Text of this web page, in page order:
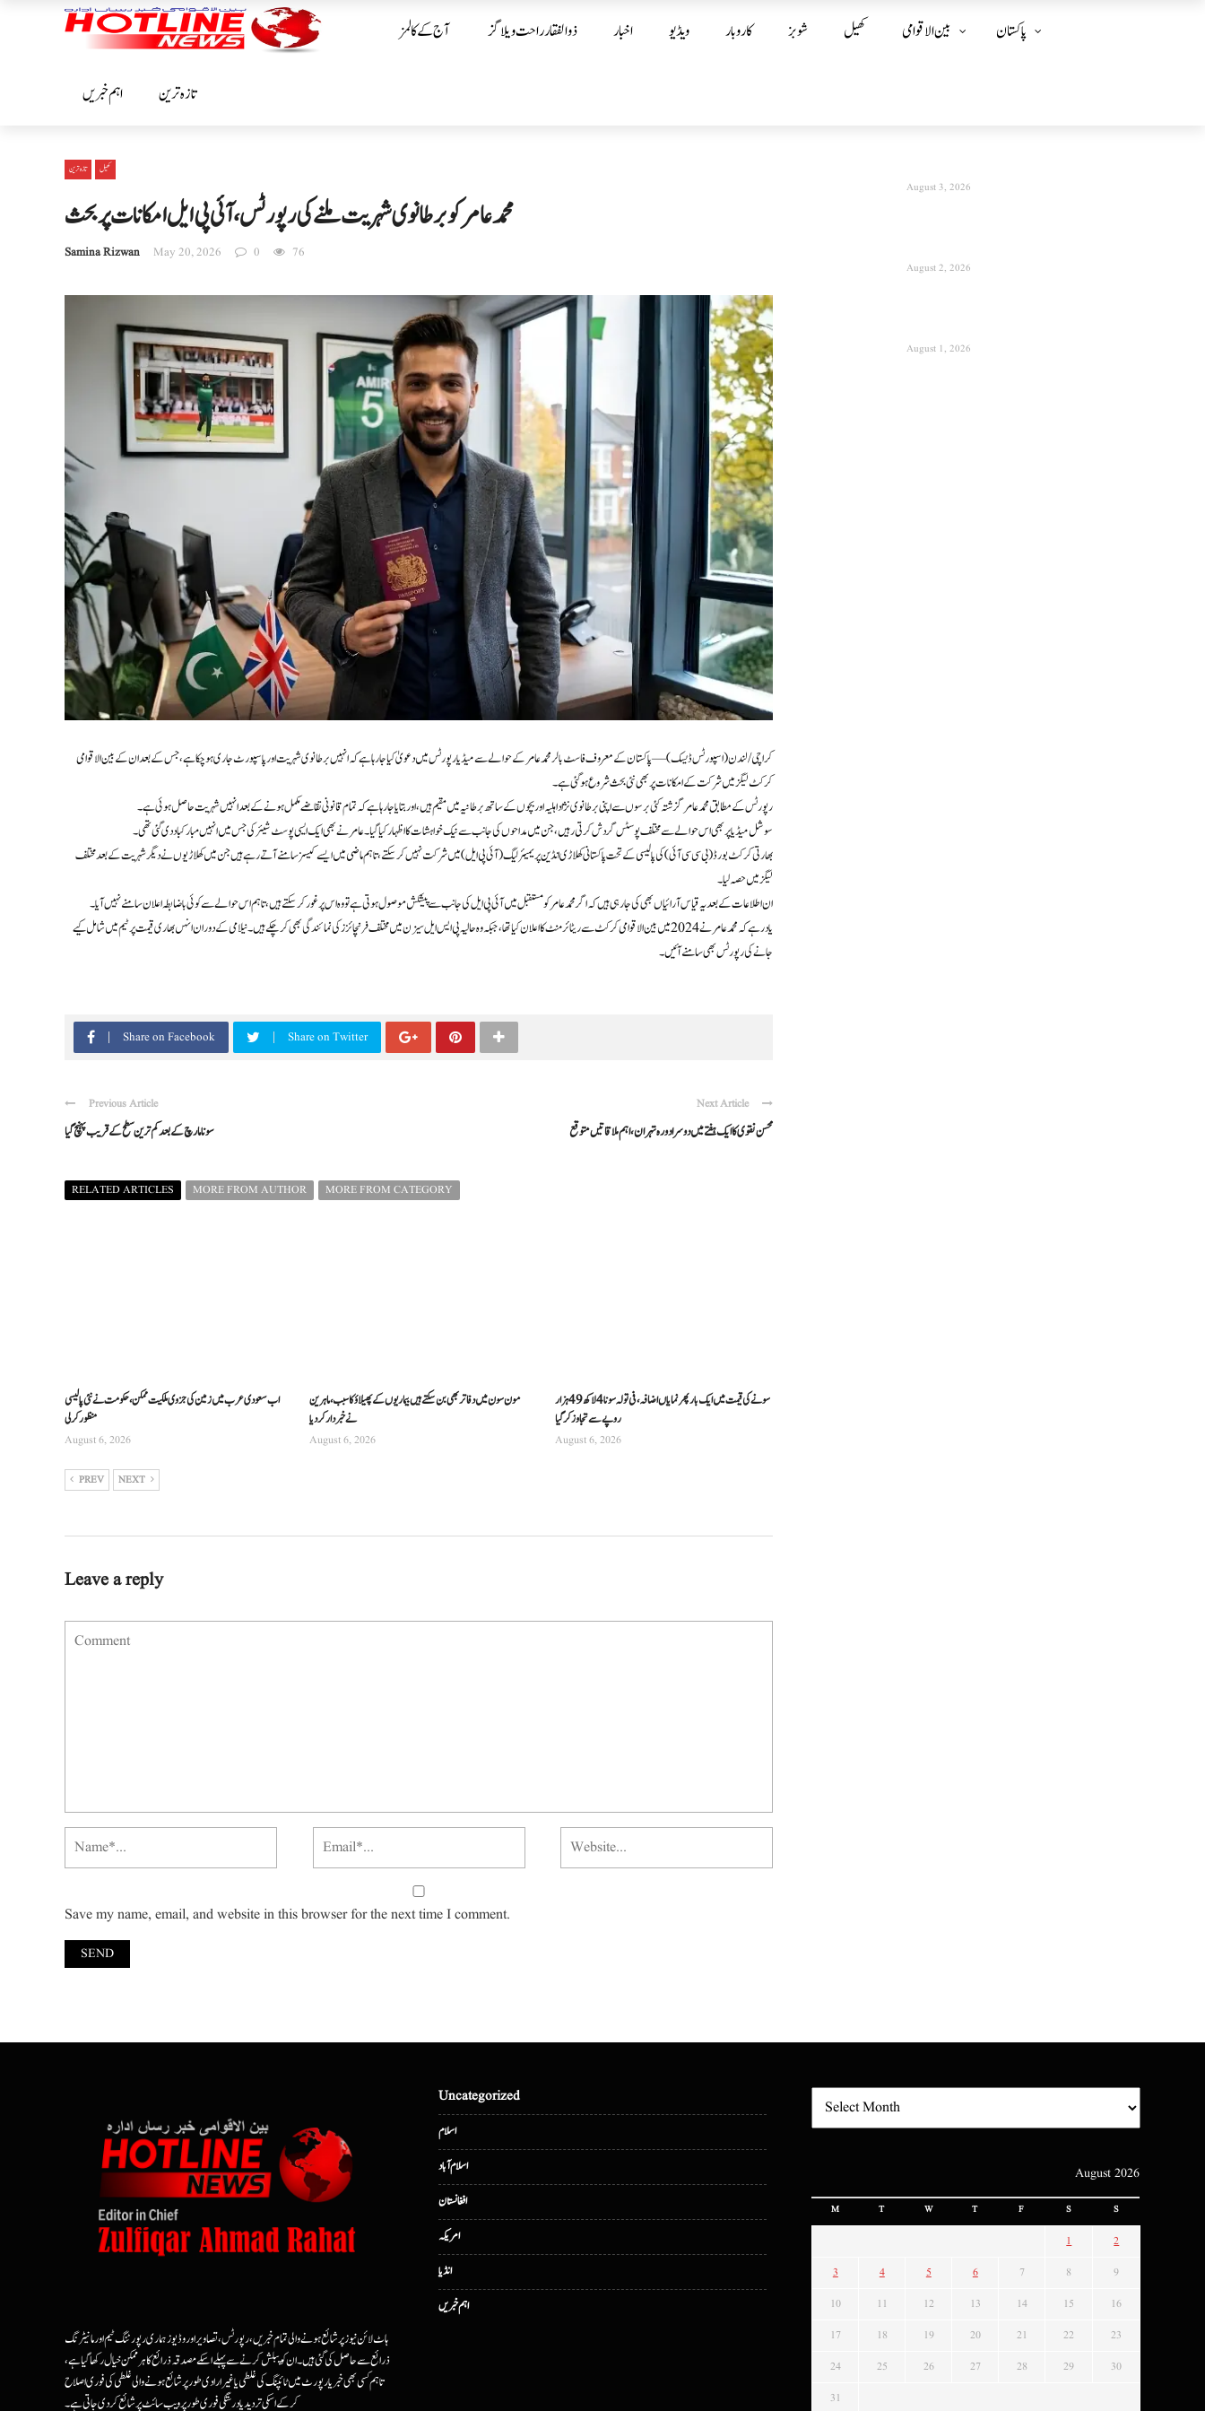
آج کے کالمز ذوالفقار راحت ویلاگز اخبار ویڈیو کاروبار شوبز کھیل بین الا قوامی پاکستان
اہم خبریں تازہ ترین
تازہ ترین کھیل
محمد عامر کو برطانوی شہریت ملنے کی رپورٹس، آئی پی ایل امکانات پر بحث
Samina Rizwan May 20, 2026 0 76
کراچی / لندن (اسپورٹس ڈیسک) — پاکستان کے معروف فاسٹ بالر محمد عامر کے حوالے سے میڈیا رپورٹس میں دعویٰ کیا جا رہا ہے کہ انہیں برطانوی شہریت اور پاسپورٹ جاری ہو چکا ہے، جس کے بعد ان کے بین الاقوامی
کرکٹ لیگز میں شرکت کے امکانات پر بھی نئی بحث شروع ہو گئی ہے۔
رپورٹس کے مطابق محمد عامر گزشتہ کئی برسوں سے اپنی برطانوی نژاد اہلیہ اور بچوں کے ساتھ برطانیہ میں مقیم ہیں، اور بتایا جا رہا ہے کہ تمام قانونی تقاضے مکمل ہونے کے بعد انہیں شہریت حاصل ہوئی ہے۔
سوشل میڈیا پر بھی اس حوالے سے مختلف پوسٹس گردش کرتی رہیں، جن میں مداحوں کی جانب سے نیک خواہشات کا اظہار کیا گیا۔ عامر نے بھی ایک ایسی پوسٹ شیئر کی جس میں انہیں مبارکباد دی گئی تھی۔
بھارتی کرکٹ بورڈ (بی سی سی آئی) کی پالیسی کے تحت پاکستانی کھلاڑی انڈین پریمیئر لیگ (آئی پی ایل) میں شرکت نہیں کر سکتے، تاہم ماضی میں ایسے کیسز سامنے آتے رہے ہیں جن میں کھلاڑیوں نے دیگر شہریت کے بعد مختلف
لیگز میں حصہ لیا۔
ان اطلاعات کے بعد یہ قیاس آرائیاں بھی کی جا رہی ہیں کہ اگر محمد عامر کو مستقبل میں آئی پی ایل کی جانب سے پیشکش موصول ہوتی ہے تو وہ اس پر غور کر سکتے ہیں، تاہم اس حوالے سے کوئی باضابطہ اعلان سامنے نہیں آیا۔
یاد رہے کہ محمد عامر نے 2024 میں بین الاقوامی کرکٹ سے ریٹائرمنٹ کا اعلان کیا تھا، جبکہ وہ حالیہ پی ایس ایل سیزن میں مختلف فرنچائزز کی نمائندگی بھی کر چکے ہیں۔ نیلامی کے دوران انہں بھاری قیمت پر ٹیم میں شامل کیے
جانے کی رپورٹس بھی سامنے آئیں ۔
Share on Facebook Share on Twitter
Previous Article
سونا مارچ کے بعد کم ترین سطح کے قریب پہنچ گیا
Next Article
محسن نقوی کا ایک ہفتے میں دوسرا دورہ تہران، اہم ملاقاتیں متوقع
RELATED ARTICLES MORE FROM AUTHOR MORE FROM CATEGORY
اب سعودی عرب میں زمین کی جزوی ملکیت ممکن، حکومت نے نئی پالیسی
منظور کرلی
August 6, 2026
مون سون میں دفاتر بھی بن سکتے ہیں بیماریوں کے پھیلاؤ کا سبب، ماہرین
نے خبردار کر دیا
August 6, 2026
سونے کی قیمت میں ایک بار پھر نمایاں اضافہ، فی تولہ سونا 4 لاکھ 49 ہزار
روپے سے تجاوز کرگیا
August 6, 2026
PREV NEXT
Leave a reply
Save my name, email, and website in this browser for the next time I comment.
August 3, 2026
August 2, 2026
August 1, 2026
ہاٹ لائن نیوز پر شائع ہونے والی تمام خبریں، رپورٹس، تصاویر اور وڈیوز ہماری رپورٹنگ ٹیم اور مانیٹرنگ
ذرائع سے حاصل کی گئی ہیں۔ ان کو پبلش کرنے سے پہلے اسکے مصدقہ ذرائع کا ہرممکن خیال رکھا گیا ہے،
تاہم کسی بھی خبر یا رپورٹ میں ٹائپنگ کی غلطی یا غیرارادی طور پر شائع ہونے والی غلطی کی فوری اصلاح
کرکے اسکی تردید یا درستگی فوری طور پر ویب سائٹ پر شائع کردی جاتی ہے۔
Uncategorized
اسلام
اسلام آباد
افغانستان
امریکہ
انڈیا
اہم خبریں
August 2026
M T W T F S S
1 2
3 4 5 6 7 8 9
10 11 12 13 14 15 16
17 18 19 20 21 22 23
24 25 26 27 28 29 30
31